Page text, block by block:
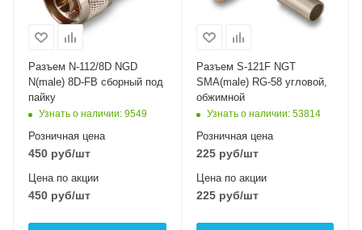
Разъем N-112/8D NGD
N(male) 8D-FB сборный под
пайку
Узнать о наличии: 9549
Розничная цена
450 руб/шт
Цена по акции
450 руб/шт
Разъем S-121F NGT
SMA(male) RG-58 угловой,
обжимной
Узнать о наличии: 53814
Розничная цена
225руб/шт
Цена по акции
225руб/шт